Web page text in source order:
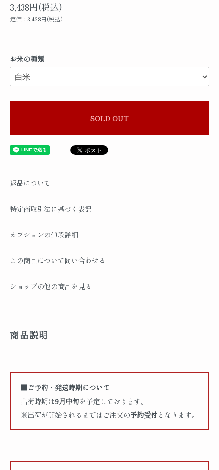
3,438円(税込)
定価：3,438円(税込)
お米の種類
SOLD OUT
返品について
特定商取引法に基づく表記
オプションの値段詳細
この商品について問い合わせる
ショップの他の商品を見る
商品説明
■ご予約・発送時期について
出荷時期は9月中旬を予定しております。
※出荷が開始されるまではご注文の予約受付となります。